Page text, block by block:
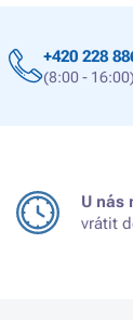
+420 228
(8:00 - 16:00)
U nás
vrátit